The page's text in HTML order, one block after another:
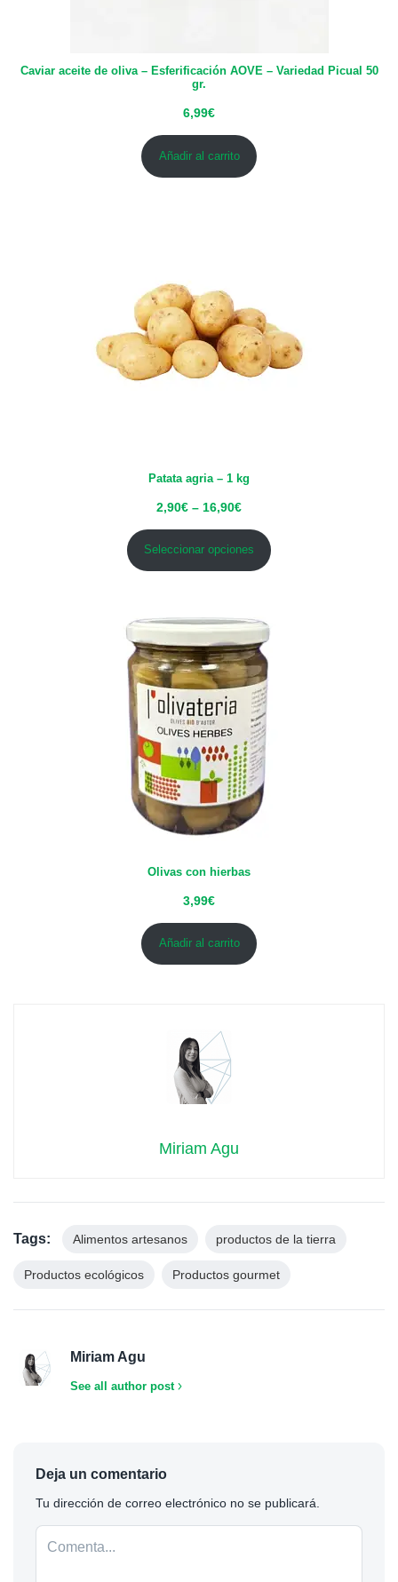
Caviar aceite de oliva – Esferificación AOVE – Variedad Picual 50
gr.
6,99€
Añadir al carrito
Patata agria – 1 kg
2,90€ – 16,90€
Seleccionar opciones
Olivas con hierbas
3,99€
Añadir al carrito
Miriam Agu
Tags: Alimentos artesanos productos de la tierra
Productos ecológicos Productos gourmet
Miriam Agu
See all author post
Deja un comentario
Tu dirección de correo electrónico no se publicará.